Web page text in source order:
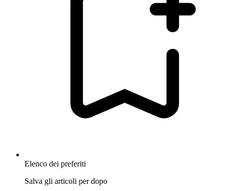
Elenco dei preferiti
Salva gli articoli per dopo